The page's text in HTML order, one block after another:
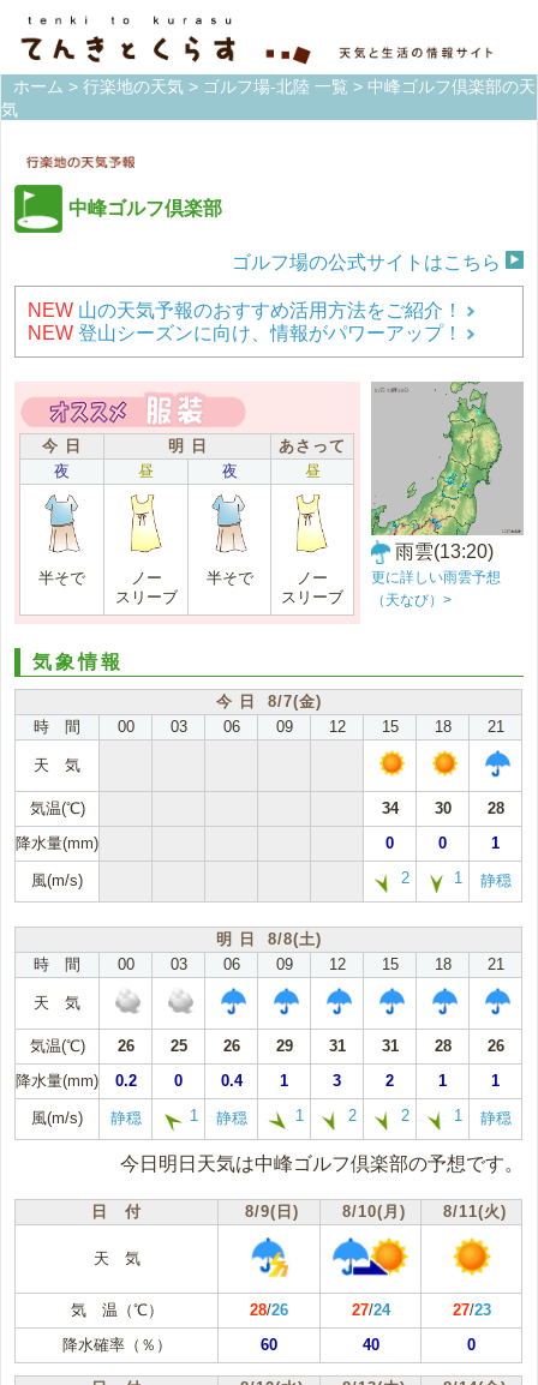
ホーム > 行楽地の天気 > ゴルフ場-北陸 一覧 > 中峰ゴルフ倶楽部の天
気
中峰ゴルフ倶楽部
ゴルフ場の公式サイトはこちら
NEW 山の天気予報のおすすめ活用方法をご紹介！
NEW 登山シーズンに向け、情報がパワーアップ！
今 日 明 日
あさって
夜
昼 夜 昼
半そで
ノー
スリーブ
半そで
ノー
スリーブ
雨雲(13:20)
更に詳しい雨雲予想
（天なび）>
気象情報
今 日 8/7(金)
時 間
00 03 06 09 12 15 18 21
天 気
気温(℃) 34 30
28
降水量(mm)
0 0 1
風(m/s) 2 1 静穏
明 日 8/8(土)
時 間
00 03 06 09 12 15 18 21
天 気
気温(℃) 26 25 26 29 31 31 28
26
降水量(mm)
0.2 0 0.4 1 3 2 1 1
風(m/s) 静穏 1 静穏 1 2 2 1 静穏
今日明日天気は中峰ゴルフ倶楽部の予想です。
日 付 8/9(日) 8/10(月) 8/11(火)
天 気
気 温（℃） 28/26 27/24 27/23
降水確率（％）
60 40 0